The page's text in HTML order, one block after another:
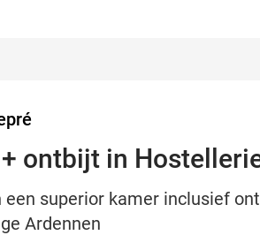
ontbijt in
superior kamer inclusief
Ardennen